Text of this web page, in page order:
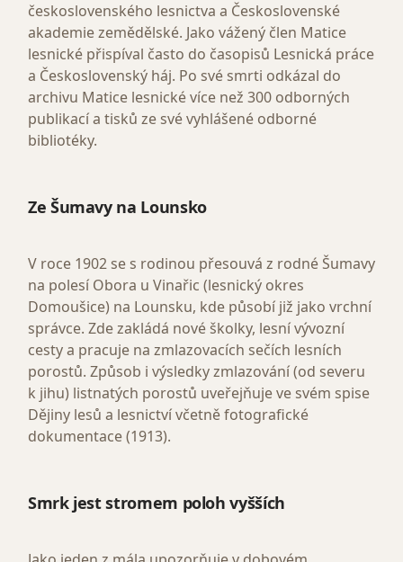
československého lesnictva a Československé
akademie zemědělské. Jako vážený člen Matice
lesnické přispíval často do časopisů Lesnická práce
a Československý háj. Po své smrti odkázal do
archivu Matice lesnické více než 300 odborných
publikací a tisků ze své vyhlášené odborné
bibliotéky.
Ze Šumavy na Lounsko
V roce 1902 se s rodinou přesouvá z rodné Šumavy
na polesí Obora u Vinařic (lesnický okres
Domoušice) na Lounsku, kde působí již jako vrchní
správce. Zde zakládá nové školky, lesní vývozní
cesty a pracuje na zmlazovacích sečích lesních
porostů. Způsob i výsledky zmlazování (od severu
k jihu) listnatých porostů uveřejňuje ve svém spise
Dějiny lesů a lesnictví včetně fotografické
dokumentace (1913).
Smrk jest stromem poloh vyšších